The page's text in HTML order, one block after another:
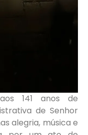
141 anos de
de Senhor
alegria, música e